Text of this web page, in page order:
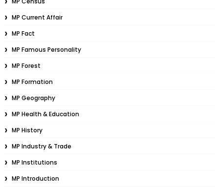
MP Current Affair
MP Fact
MP Famous Personality
MP Forest
MP Formation
MP Geography
MP Health & Education
MP History
MP Industry & Trade
MP Institutions
MP Introduction